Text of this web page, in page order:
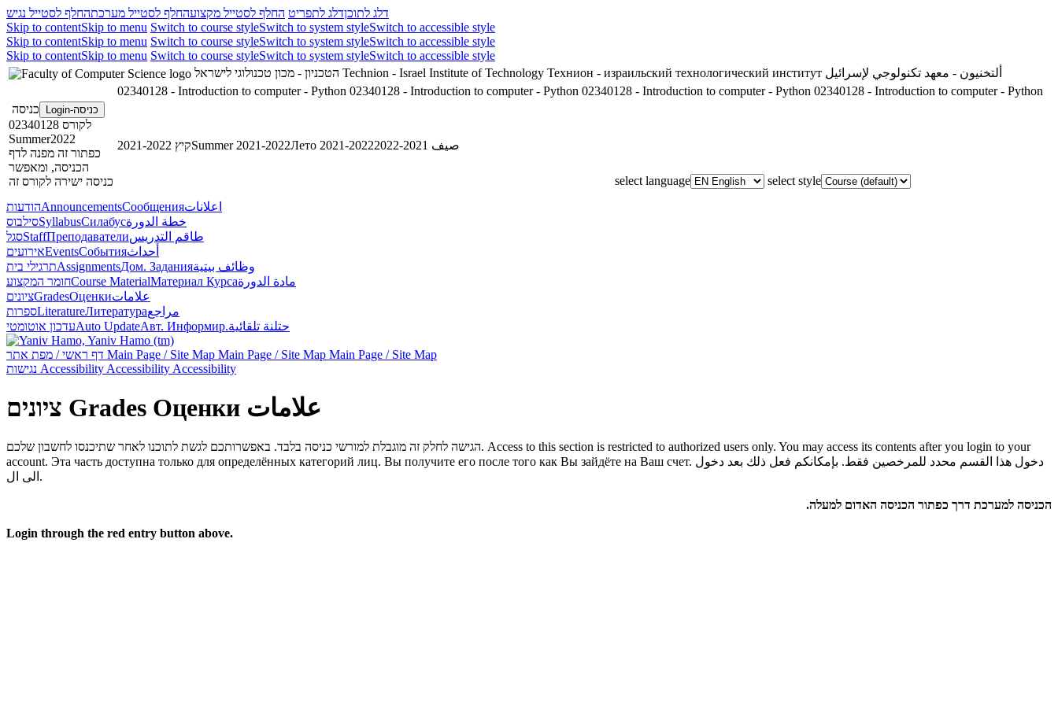
דלג לתוכןדלג לתפריט החלף לסטייל מקצועהחלף לסטייל מערכתהחלף לסטייל נגיש
Skip to contentSkip to menu Switch to course styleSwitch to system styleSwitch to accessible style
Skip to contentSkip to menu Switch to course styleSwitch to system styleSwitch to accessible style
Skip to contentSkip to menu Switch to course styleSwitch to system styleSwitch to accessible style
Technion - Israel Institute of Technology Технион - израильский технологический институт ألتخنيون - معهد تكنولوجي لإسرائيل
02340128 - Introduction to computer - Python 02340128 - Introduction to computer - Python 02340128 - Introduction to computer - Python 02340128 - Introduction to computer - Python
כניסה-Login
כניסה
לקורס 02340128
Summer2022
כפתור זה מפנה לדף
הכניסה, ומאפשר
כניסה ישירה לקורס זה
קיץ 2021-2022Summer 2021-2022Лето 2021-2022 صيف 2021-2022
select language
select style
הודעותAnnouncementsСообщенияاعلانات
סילבוסSyllabusСилабусخطة الدورة
סגלStaffПреподавателиطاقم التدريس
אירועיםEventsСобытияأحداث
תרגילי ביתAssignmentsДом. Заданияوظائف بيتية
חומר המקצועCourse MaterialМатериал Курсаمادة الدورة
ציוניםGradesОценкиعلامات
ספרותLiteratureЛитератураمراجع
עדכון אוטומטיAuto UpdateАвт. Информир.حتلنة تلقائية
Main Page / Site Map Main Page / Site Map Main Page / Site Map
Accessibility Accessibility Accessibility
ציונים Grades Оценки علامات
הגישה לחלק זה מוגבלת למורשי כניסה בלבד. באפשרותכם לגשת לתוכנו לאחר שתיכנסו לחשבון שלכם. Access to this section is restricted to authorized users only. You may access its contents after you login to your
account. Эта часть доступна только для определённых категорий лиц. Вы получите его после того как Вы зайдёте на Ваш счет. دخول هذا القسم محدد للمرخصين فقط. بإمكانكم فعل ذلك بعد دخول
الى ال.
הכניסה למערכת דרך כפתור הכניסה האדום למעלה.
Login through the red entry button above.